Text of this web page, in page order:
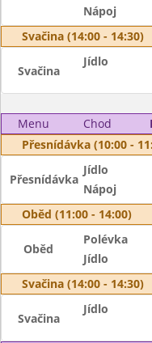
Nápoj
Svačina (14:00 - 14:30)
Svačina
Jídlo
Menu Chod
Přesnídávka (10:00 -
Přesnídávka
Jídlo
Nápoj
Oběd (11:00 - 14:00)
Oběd
Polévka
Jídlo
Svačina (14:00 - 14:30)
Svačina
Jídlo